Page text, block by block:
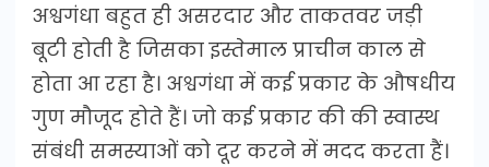
अश्वगंधा बहुत ही असरदार और ताकतवर जड़ी
बूटी होती है जिसका इस्तेमाल प्राचीन काल से
होता आ रहा है। अश्वगंधा में कई प्रकार के औषधीय
गुण मौजूद होते हैं। जो कई प्रकार की की स्वास्थ
संबंधी समस्याओं को दूर करने में मदद करता हैं।